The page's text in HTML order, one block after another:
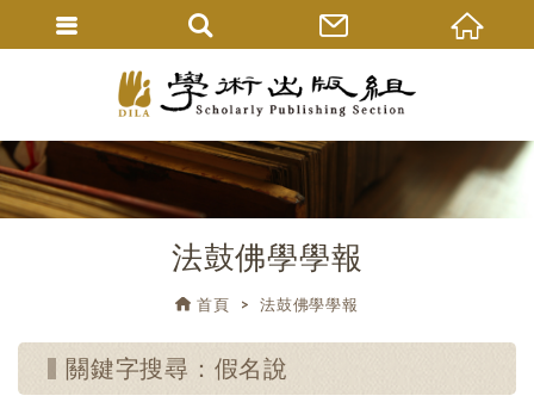
法鼓佛學學報
首頁 法鼓佛學學報
關鍵字搜尋：假名說